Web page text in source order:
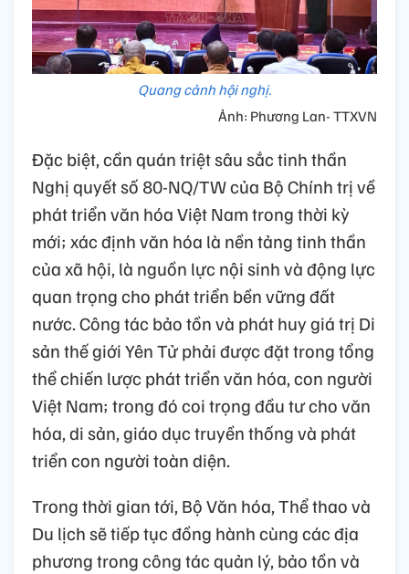
Quang cảnh hội nghị.
Ảnh: Phương Lan- TTXVN
Đặc biệt, cần quán triệt sâu sắc tinh thần
Nghị quyết số 80-NQ/TW của Bộ Chính trị về
phát triển văn hóa Việt Nam trong thời kỳ
mới; xác định văn hóa là nền tảng tinh thần
của xã hội, là nguồn lực nội sinh và động lực
quan trọng cho phát triển bền vững đất
nước. Công tác bảo tồn và phát huy giá trị Di
sản thế giới Yên Tử phải được đặt trong tổng
thể chiến lược phát triển văn hóa, con người
Việt Nam; trong đó coi trọng đầu tư cho văn
hóa, di sản, giáo dục truyền thống và phát
triển con người toàn diện.
Trong thời gian tới, Bộ Văn hóa, Thể thao và
Du lịch sẽ tiếp tục đồng hành cùng các địa
phương trong công tác quản lý, bảo tồn và